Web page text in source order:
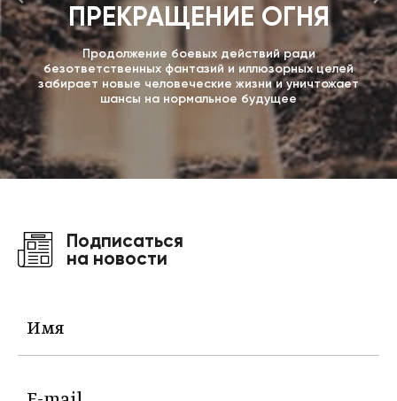
ПРЕКРАЩЕНИЕ ОГНЯ
Продолжение боевых действий ради
безответственных фантазий и иллюзорных целей
забирает новые человеческие жизни и уничтожает
шансы на нормальное будущее
Подписаться
на новости